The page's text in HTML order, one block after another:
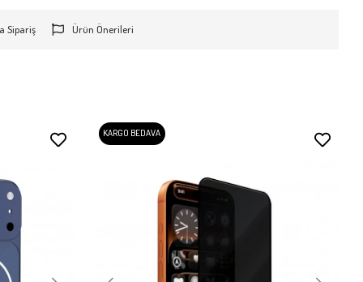
Sipariş Ürün Önerileri
KARGO BEDAVA